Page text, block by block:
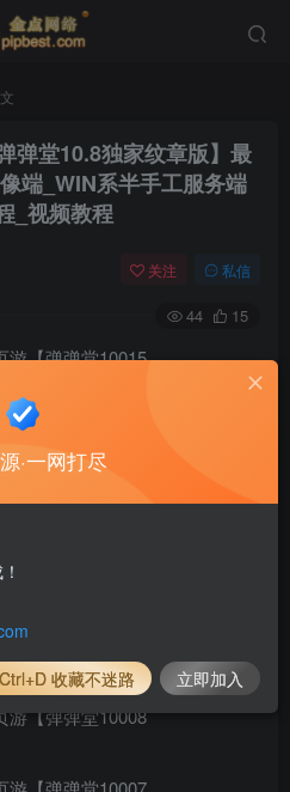
弹堂10.8独家纹章版】最
端_WIN系半手工服务端
_视频教程
关注 私信
44 15
·一网打尽
Ctrl+D 收藏不迷路 立即加入